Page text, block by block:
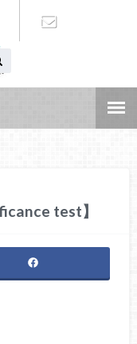
test】